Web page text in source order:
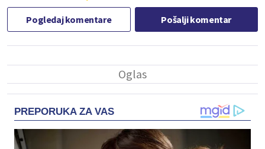
Pogledaj komentare Pošalji komentar
PREPORUKA ZA VAS